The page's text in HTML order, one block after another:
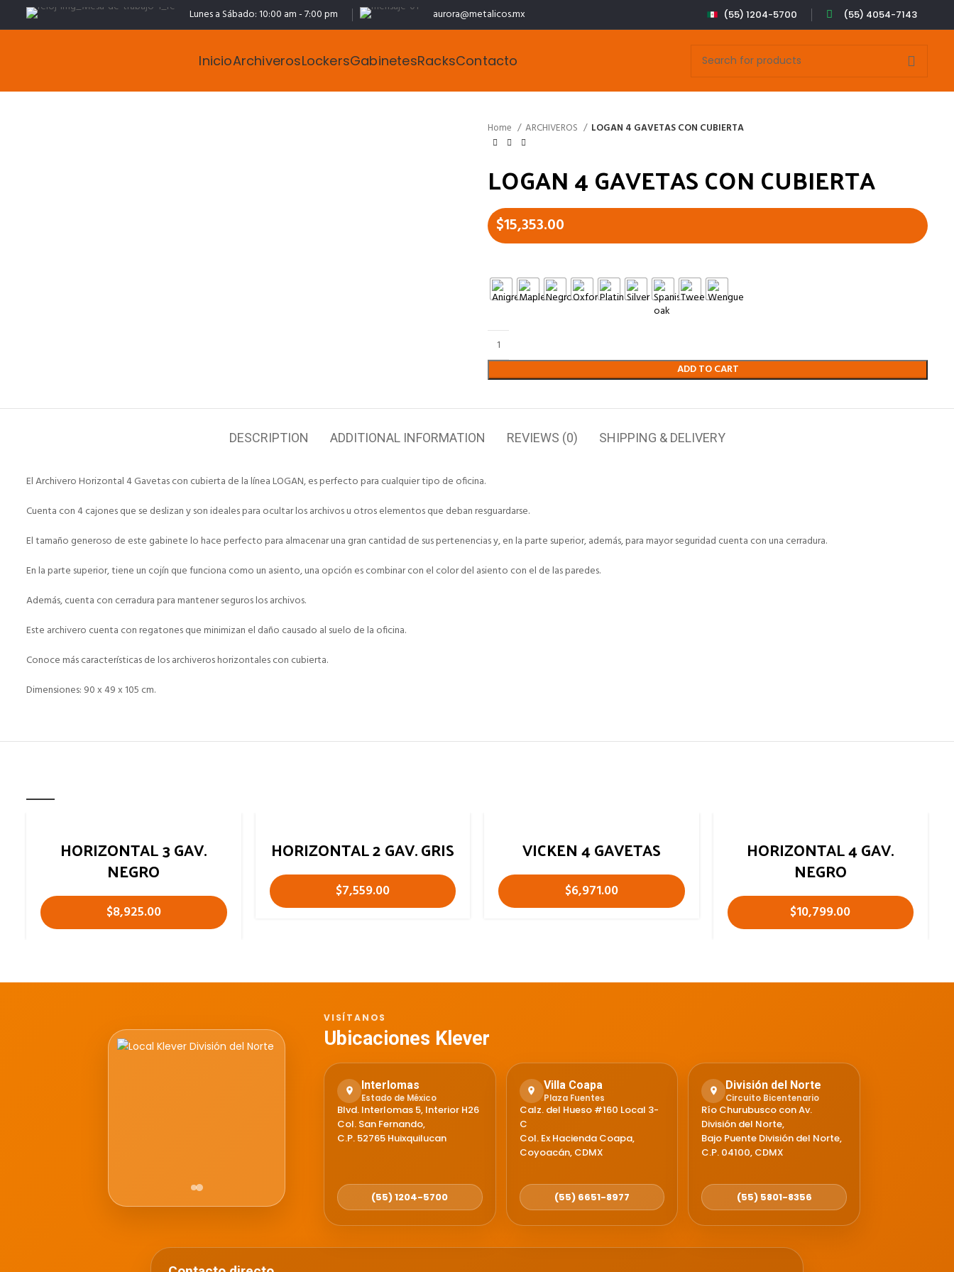
Lunes a Sábado: 10:00 am - 7:00 pm aurora@metalicos.mx (55) 1204-5700 (55) 4054-7143
InicioArchiverosLockersGabinetesRacksContacto
Home ARCHIVEROS LOGAN 4 GAVETAS CON CUBIERTA
LOGAN 4 GAVETAS CON CUBIERTA
$15,353.00
ADD TO CART
DESCRIPTION ADDITIONAL INFORMATION REVIEWS (0) SHIPPING & DELIVERY
El Archivero Horizontal 4 Gavetas con cubierta de la línea LOGAN, es perfecto para cualquier tipo de oficina.
Cuenta con 4 cajones que se deslizan y son ideales para ocultar los archivos u otros elementos que deban resguardarse.
El tamaño generoso de este gabinete lo hace perfecto para almacenar una gran cantidad de sus pertenencias y, en la parte superior, además, para mayor seguridad cuenta con una cerradura.
En la parte superior, tiene un cojín que funciona como un asiento, una opción es combinar con el color del asiento con el de las paredes.
Además, cuenta con cerradura para mantener seguros los archivos.
Este archivero cuenta con regatones que minimizan el daño causado al suelo de la oficina.
Conoce más características de los archiveros horizontales con cubierta.
Dimensiones: 90 x 49 x 105 cm.
HORIZONTAL 3 GAV.
NEGRO
$8,925.00
HORIZONTAL 2 GAV. GRIS
$7,559.00
VICKEN 4 GAVETAS
$6,971.00
HORIZONTAL 4 GAV.
NEGRO
$10,799.00
VISÍTANOS
Ubicaciones Klever
Interlomas
Estado de México
Blvd. Interlomas 5, Interior H26
Col. San Fernando,
C.P. 52765 Huixquilucan
(55) 1204-5700
Villa Coapa
Plaza Fuentes
Calz. del Hueso #160 Local 3-
C
Col. Ex Hacienda Coapa,
Coyoacán, CDMX
(55) 6651-8977
División del Norte
Circuito Bicentenario
Río Churubusco con Av.
División del Norte,
Bajo Puente División del Norte,
C.P. 04100, CDMX
(55) 5801-8356